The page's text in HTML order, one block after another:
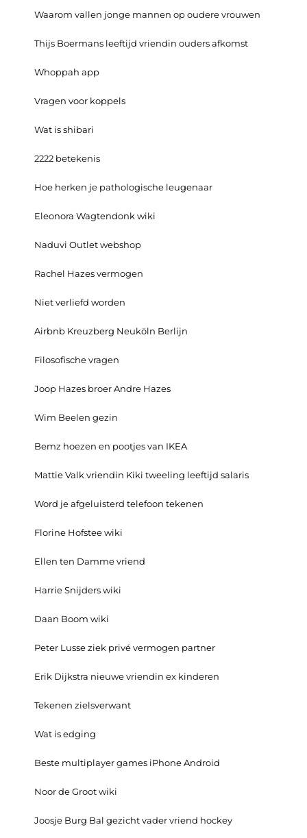
Waarom vallen jonge mannen op oudere vrouwen
Thijs Boermans leeftijd vriendin ouders afkomst
Whoppah app
Vragen voor koppels
Wat is shibari
2222 betekenis
Hoe herken je pathologische leugenaar
Eleonora Wagtendonk wiki
Naduvi Outlet webshop
Rachel Hazes vermogen
Niet verliefd worden
Airbnb Kreuzberg Neuköln Berlijn
Filosofische vragen
Joop Hazes broer Andre Hazes
Wim Beelen gezin
Bemz hoezen en pootjes van IKEA
Mattie Valk vriendin Kiki tweeling leeftijd salaris
Word je afgeluisterd telefoon tekenen
Florine Hofstee wiki
Ellen ten Damme vriend
Harrie Snijders wiki
Daan Boom wiki
Peter Lusse ziek privé vermogen partner
Erik Dijkstra nieuwe vriendin ex kinderen
Tekenen zielsverwant
Wat is edging
Beste multiplayer games iPhone Android
Noor de Groot wiki
Joosje Burg Bal gezicht vader vriend hockey